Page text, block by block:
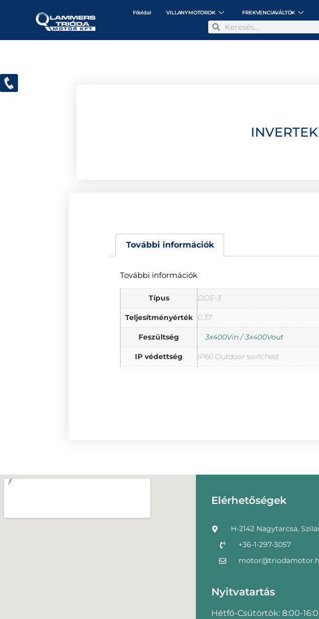
Főoldal VILLANYMOTOROK FREKVENCIAVÁLTÓK
További információk
További információk
Típus ODE-3
Teljesítményérték 0.37
Feszültség 3x400Vin / 3x400Vout
IP védettség IP66 Outdoor switched
Elérhetőségek
H-2142 Nagytarcsa,
+36-1-297-3057
Nyitvatartás
Hétfő-Csütörtök: 8:00-